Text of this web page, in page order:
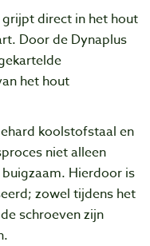
direct in het hout
Door de Dynaplus
het hout
koolstofstaal en
niet alleen
Hierdoor is
zowel tijdens het
schroeven zijn